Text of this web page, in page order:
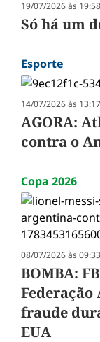
19/07/2026 às 19:58
Só há um
Esporte
14/07/2026 às 13:17
AGORA:
contra o
Copa 2026
08/07/2026 às 09:33
BOMBA:
fraude
EUA